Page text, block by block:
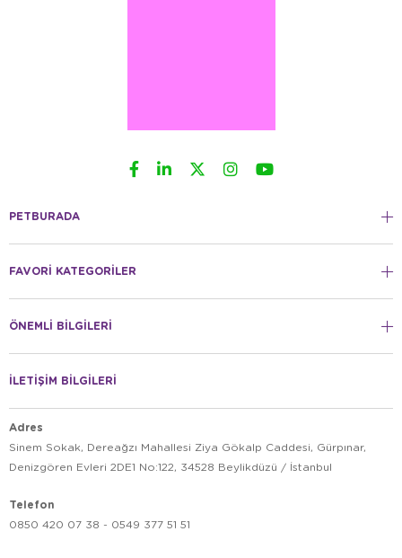
PETBURADA
FAVORİ KATEGORİLER
ÖNEMLİ BİLGİLERİ
İLETİŞİM BİLGİLERİ
Adres
Sinem Sokak, Dereağzı Mahallesi Ziya Gökalp Caddesi, Gürpınar,
Denizgören Evleri 2DE1 No:122, 34528 Beylikdüzü / İstanbul
Telefon
0850 420 07 38 - 0549 377 51 51